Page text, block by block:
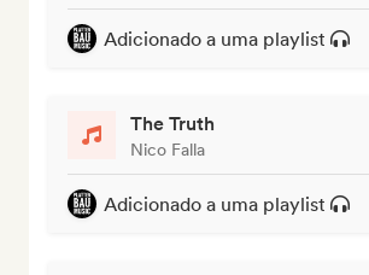
Adicionado a uma playlist
The Truth
Nico Falla
Adicionado a uma playlist